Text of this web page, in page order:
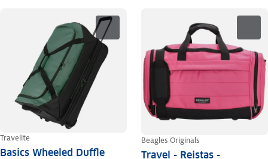
Travelite
Basics Wheeled Duffle
Beagles Originals
Travel - Reistas -